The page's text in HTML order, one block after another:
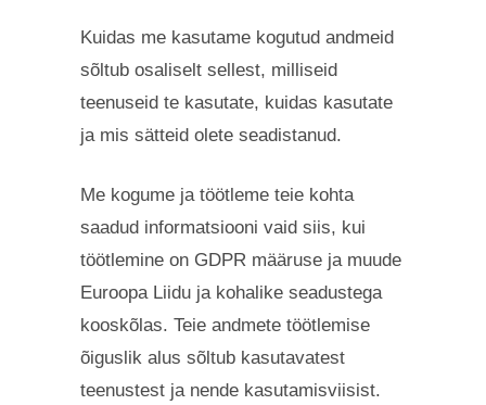
Kuidas me kasutame kogutud andmeid
sõltub osaliselt sellest, milliseid
teenuseid te kasutate, kuidas kasutate
ja mis sätteid olete seadistanud.
Me kogume ja töötleme teie kohta
saadud informatsiooni vaid siis, kui
töötlemine on GDPR määruse ja muude
Euroopa Liidu ja kohalike seadustega
kooskõlas. Teie andmete töötlemise
õiguslik alus sõltub kasutavatest
teenustest ja nende kasutamisviisist.